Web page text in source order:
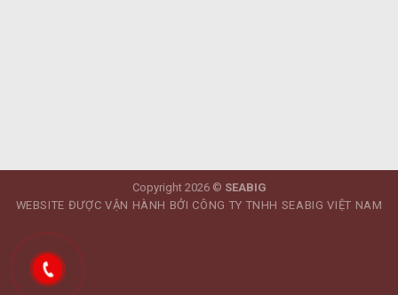
Copyright 2026 © SEABIG
WEBSITE ĐƯỢC VẬN HÀNH BỞI CÔNG TY TNHH SEABIG VIỆT NAM